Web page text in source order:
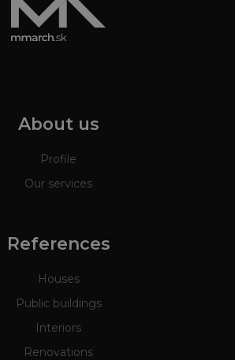
About us
Profile
Our services
References
Houses
Public buildings
Interiors
Renovations